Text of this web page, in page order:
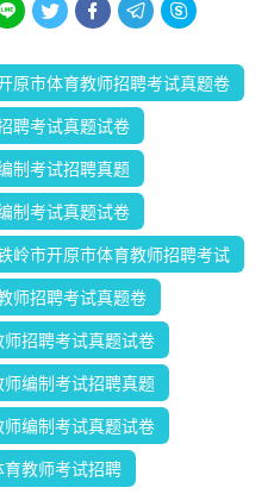
    
原市体育教师招聘考试真题卷
聘考试真题试卷
制考试招聘真题
制考试真题试卷
岭市开原市体育教师招聘考试
师招聘考试真题卷
招聘考试真题试卷
编制考试招聘真题
编制考试真题试卷
教师考试招聘